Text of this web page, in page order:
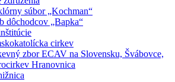
súbor „Kochman“
dôchodcov „Bapka“
cirkev
zbor ECAV na Slovensku, Švábovce,
Hranovnica